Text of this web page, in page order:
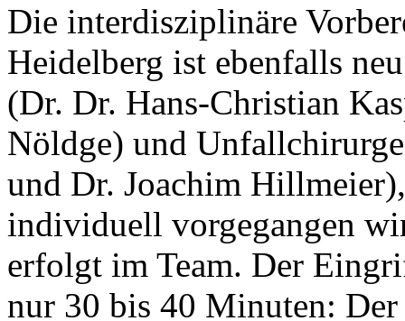
Die interdisziplinäre
Heidelberg ist ebenfalls
(Dr. Dr. Hans-Christian
Nöldge) und
und Dr. Joachim
individuell vorgegangen
erfolgt im Team. Der
nur 30 bis 40 Minuten: